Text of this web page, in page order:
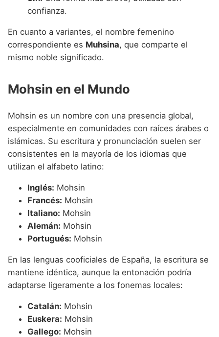
confianza.
En cuanto a variantes, el nombre femenino
correspondiente es Muhsina, que comparte el
mismo noble significado.
Mohsin en el Mundo
Mohsin es un nombre con una presencia global,
especialmente en comunidades con raíces árabes o
islámicas. Su escritura y pronunciación suelen ser
consistentes en la mayoría de los idiomas que
utilizan el alfabeto latino:
Inglés: Mohsin
Francés: Mohsin
Italiano: Mohsin
Alemán: Mohsin
Portugués: Mohsin
En las lenguas cooficiales de España, la escritura se
mantiene idéntica, aunque la entonación podría
adaptarse ligeramente a los fonemas locales:
Catalán: Mohsin
Euskera: Mohsin
Gallego: Mohsin